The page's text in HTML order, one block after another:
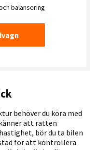
balansering
behöver du köra med
att ratten
bör du ta bilen
för att kontrollera